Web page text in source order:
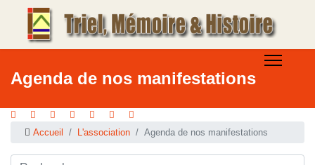
Agenda de nos manifestations
Accueil L'association Agenda de nos manifestations
Rechercher ...